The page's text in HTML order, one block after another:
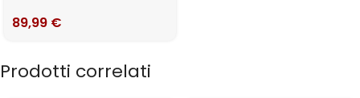
89,99 €
Prodotti correlati